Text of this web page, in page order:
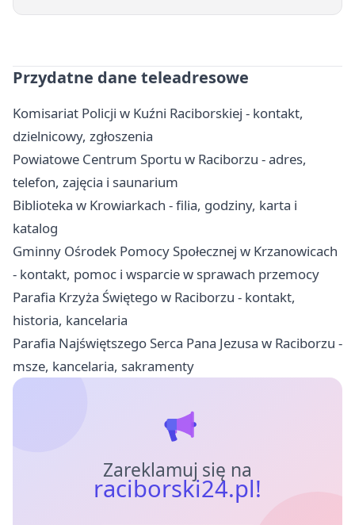
Przydatne dane teleadresowe
Komisariat Policji w Kuźni Raciborskiej - kontakt,
dzielnicowy, zgłoszenia
Powiatowe Centrum Sportu w Raciborzu - adres,
telefon, zajęcia i saunarium
Biblioteka w Krowiarkach - filia, godziny, karta i
katalog
Gminny Ośrodek Pomocy Społecznej w Krzanowicach
- kontakt, pomoc i wsparcie w sprawach przemocy
Parafia Krzyża Świętego w Raciborzu - kontakt,
historia, kancelaria
Parafia Najświętszego Serca Pana Jezusa w Raciborzu -
msze, kancelaria, sakramenty
Zareklamuj się na
raciborski24.pl!